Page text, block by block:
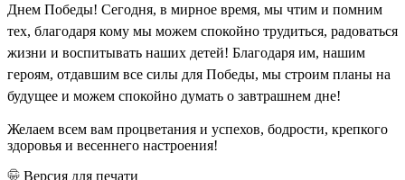
Днем Победы! Сегодня, в мирное время, мы чтим и помним
тех, благодаря кому мы можем спокойно трудиться, радоваться
жизни и воспитывать наших детей! Благодаря им, нашим
героям, отдавшим все силы для Победы, мы строим планы на
будущее и можем спокойно думать о завтрашнем дне!
Желаем всем вам процветания и успехов, бодрости, крепкого
здоровья и весеннего настроения!
Версия для печати